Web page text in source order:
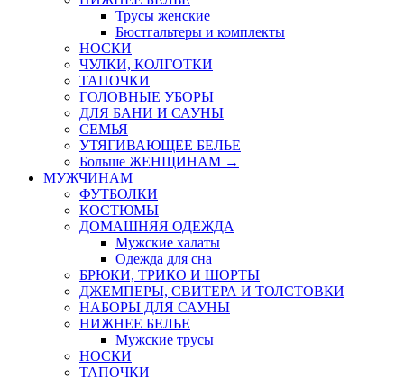
Трусы женские
Бюстгальтеры и комплекты
НОСКИ
ЧУЛКИ, КОЛГОТКИ
ТАПОЧКИ
ГОЛОВНЫЕ УБОРЫ
ДЛЯ БАНИ И САУНЫ
СЕМЬЯ
УТЯГИВАЮЩЕЕ БЕЛЬЕ
Больше ЖЕНЩИНАМ →
МУЖЧИНАМ
ФУТБОЛКИ
КОСТЮМЫ
ДОМАШНЯЯ ОДЕЖДА
Мужские халаты
Одежда для сна
БРЮКИ, ТРИКО И ШОРТЫ
ДЖЕМПЕРЫ, СВИТЕРА И ТОЛСТОВКИ
НАБОРЫ ДЛЯ САУНЫ
НИЖНЕЕ БЕЛЬЕ
Мужские трусы
НОСКИ
ТАПОЧКИ